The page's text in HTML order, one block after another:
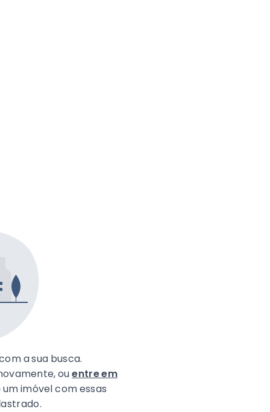
a sua busca.
ouentre em
imóvel com essas